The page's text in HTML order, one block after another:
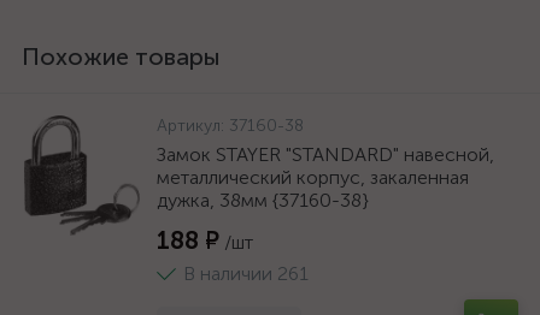
Похожие товары
Артикул: 37160-38
Замок STAYER "STANDARD" навесной,
металлический корпус, закаленная
дужка, 38мм {37160-38}
188 ₽ /шт
В наличии 261